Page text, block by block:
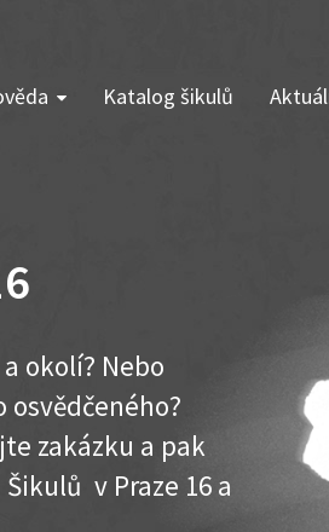
Katalog šikulů
okolí? Nebo
zakázku a pak
v Praze 16 a